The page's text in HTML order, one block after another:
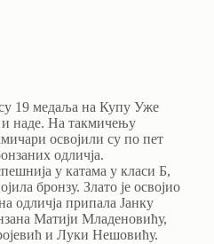
19 медаља на Купу Уже
и наде. На такмичењу
освојили су по пет
одличја.
у катама у класи Б,
бронзу. Злато је освојио
одличја припала Јанку
Матији Младеновићу,
и Луки Нешовићу.